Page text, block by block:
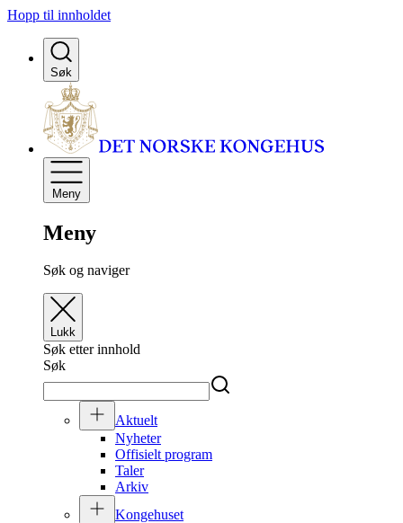
Hopp til innholdet
Søk
Meny
Meny
Søk og naviger
Lukk
Søk etter innhold
Søk
Aktuelt
Nyheter
Offisielt program
Taler
Arkiv
Kongehuset